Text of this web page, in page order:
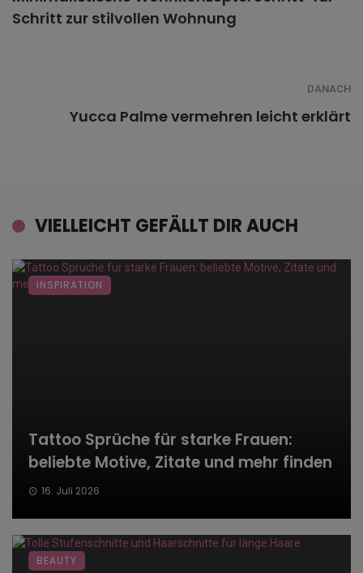
Schritt zur stilvollen Wohnung
DANACH
Yucca Palme vermehren leicht erklärt
VIELLEICHT GEFÄLLT DIR AUCH
Tattoo Sprüche für starke Frauen:
beliebte Motive, Zitate und mehr finden
16. Juli 2026
INSPIRATION
BEAUTY